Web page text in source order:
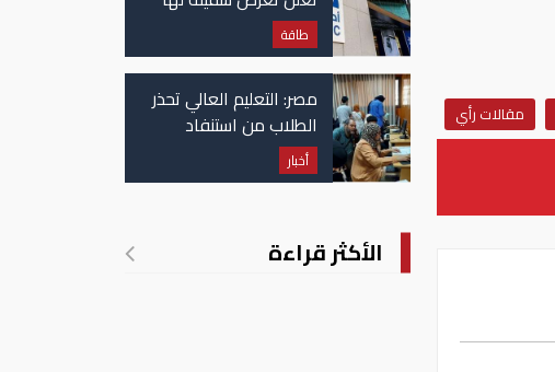
مقالات رأي
للاستهداف بصاروخ في
مضيق هرمز
طاقة
مصر: التعليم العالي تحذر
الطلاب من استنفاد
الرغبات قبل غلق
التسجيل
أخبار
الأكثر قراءة